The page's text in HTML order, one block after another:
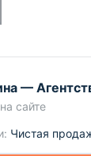
из
БОРОАЯ.
ПЕРВЫЙ
—
на сайте
Чистая